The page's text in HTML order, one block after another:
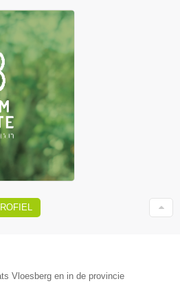
Vloesberg en in de provincie